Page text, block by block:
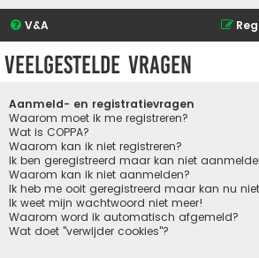
V&A
Veelgestelde vragen
Aanmeld- en registratievragen
Waarom moet ik me registreren?
Wat is COPPA?
Waarom kan ik niet registreren?
Ik ben geregistreerd maar kan niet
Waarom kan ik niet aanmelden?
Ik heb me ooit geregistreerd maar kan nu
Ik weet mijn wachtwoord niet meer!
Waarom word ik automatisch afgemeld?
Wat doet "verwijder cookies"?